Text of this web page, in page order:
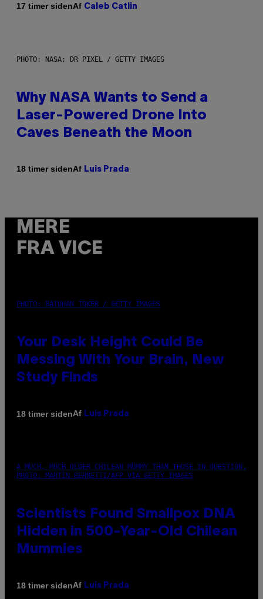
17 timer sidenAf Caleb Catlin
PHOTO: NASA; DR PIXEL / GETTY IMAGES
Why NASA Wants to Send a
Laser-Powered Drone Into
Caves Beneath the Moon
18 timer sidenAf Luis Prada
MERE
FRA VICE
PHOTO: BATUHAN TOKER / GETTY IMAGES
Your Desk Height Could Be
Messing With Your Brain, New
Study Finds
18 timer sidenAf Luis Prada
A MUCH, MUCH OLDER CHILEAN MUMMY THAN THOSE IN QUESTION.
PHOTO: MARTIN BERNETTI/AFP VIA GETTY IMAGES
Scientists Found Smallpox DNA
Hidden in 500-Year-Old Chilean
Mummies
18 timer sidenAf Luis Prada